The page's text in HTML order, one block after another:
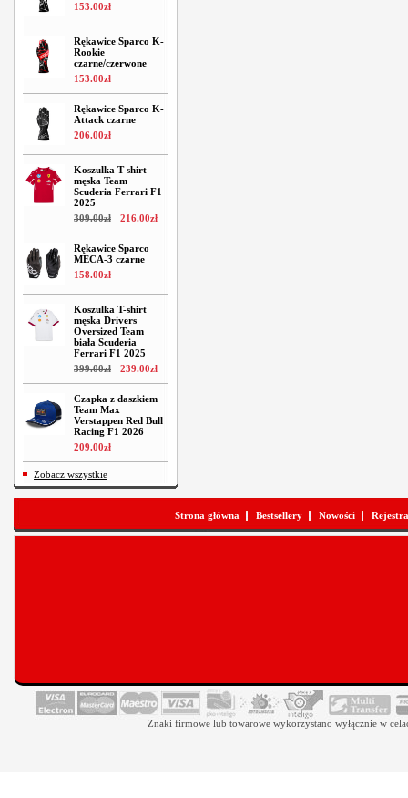
153.00zł
Rękawice Sparco K-
Rookie
czarne/czerwone
153.00zł
Rękawice Sparco K-
Attack czarne
206.00zł
Koszulka T-shirt
męska Team
Scuderia Ferrari F1
2025
309.00zł 216.00zł
Rękawice Sparco
MECA-3 czarne
158.00zł
Koszulka T-shirt
męska Drivers
Oversized Team
biała Scuderia
Ferrari F1 2025
399.00zł 239.00zł
Czapka z daszkiem
Team Max
Verstappen Red Bull
Racing F1 2026
209.00zł
Zobacz wszystkie
Strona główna Bestsellery Nowości
Znaki firmowe lub towarowe wykorzystano wyłącznie w